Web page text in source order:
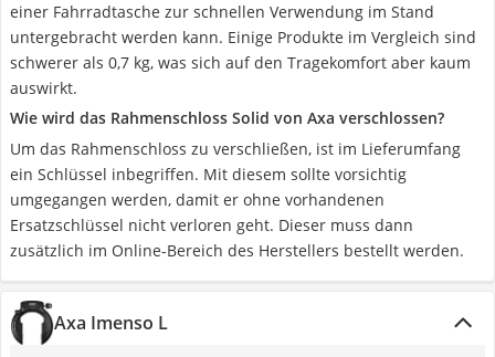
einer Fahrradtasche zur schnellen Verwendung im Stand
untergebracht werden kann. Einige Produkte im Vergleich sind
schwerer als 0,7 kg, was sich auf den Tragekomfort aber kaum
auswirkt.
Wie wird das Rahmenschloss Solid von Axa verschlossen?
Um das Rahmenschloss zu verschließen, ist im Lieferumfang
ein Schlüssel inbegriffen. Mit diesem sollte vorsichtig
umgegangen werden, damit er ohne vorhandenen
Ersatzschlüssel nicht verloren geht. Dieser muss dann
zusätzlich im Online-Bereich des Herstellers bestellt werden.
Axa Imenso L